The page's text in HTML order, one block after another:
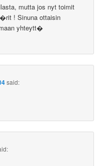
mutta jos nyt toimit
! Sinuna ottaisin
yhteytt�
said: